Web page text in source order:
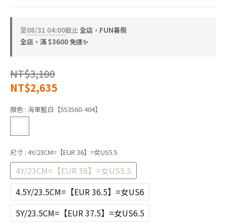
至08/31 04:00截止全店，FUN暑假
全店，滿 $3600 免運✨
NT$3,100
NT$2,635
顏色 : 海軍藍白【553560-404】
尺寸 : 4Y/23CM=【EUR 36】=女US5.5
4Y/23CM=【EUR 36】=女US5.5
4.5Y/23.5CM=【EUR 36.5】=女US6
5Y/23.5CM=【EUR 37.5】=女US6.5